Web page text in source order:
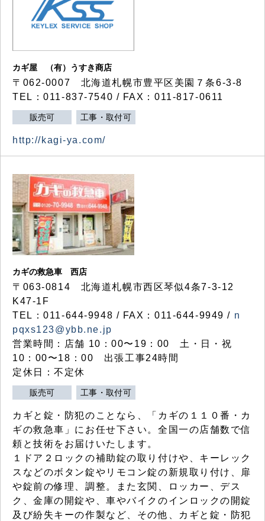
カギ屋 （有）うすき商店
〒062-0007 北海道札幌市豊平区美園７条6-3-8
TEL：011-837-7540 / FAX：011-817-0611
販売可 工事・取付可
http://kagi-ya.com/
カギの救急車 西店
〒063-0814 北海道札幌市西区琴似4条7-3-12
K47-1F
TEL：011-644-9948 / FAX：011-644-9949 / n
pqxs123@ybb.ne.jp
営業時間：店舗 10：00〜19：00 土・日・祝
10：00〜18：00 出張工事24時間
定休日：不定休
販売可 工事・取付可
カギと錠・防犯のことなら、「カギの１１０番・カ
ギの救急車」にお任せ下さい。全国一の店舗数で信
頼と技術をお届けいたします。
１ドア２ロックの補助錠の取り付けや、キーレック
スなどのボタン錠やリモコン錠の新規取り付け、扉
や錠前の修理、調整。また玄関、ロッカー、デス
ク、金庫の開錠や、車やバイクのインロックの開錠
及び紛失キーの作製など、その他、カギと錠・防犯